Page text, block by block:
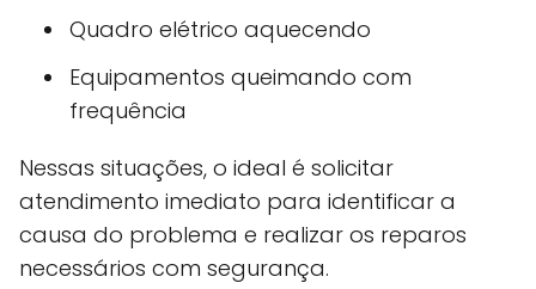
Quadro elétrico aquecendo
Equipamentos queimando com
frequência
Nessas situações, o ideal é solicitar
atendimento imediato para identificar a
causa do problema e realizar os reparos
necessários com segurança.